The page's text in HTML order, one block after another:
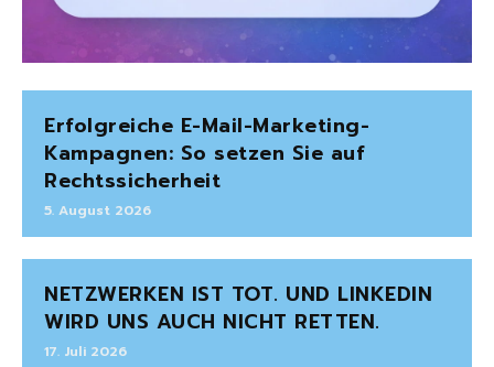
Erfolgreiche E-Mail-Marketing-
Kampagnen: So setzen Sie auf
Rechtssicherheit
5. August 2026
NETZWERKEN IST TOT. UND LINKEDIN
WIRD UNS AUCH NICHT RETTEN.
17. Juli 2026